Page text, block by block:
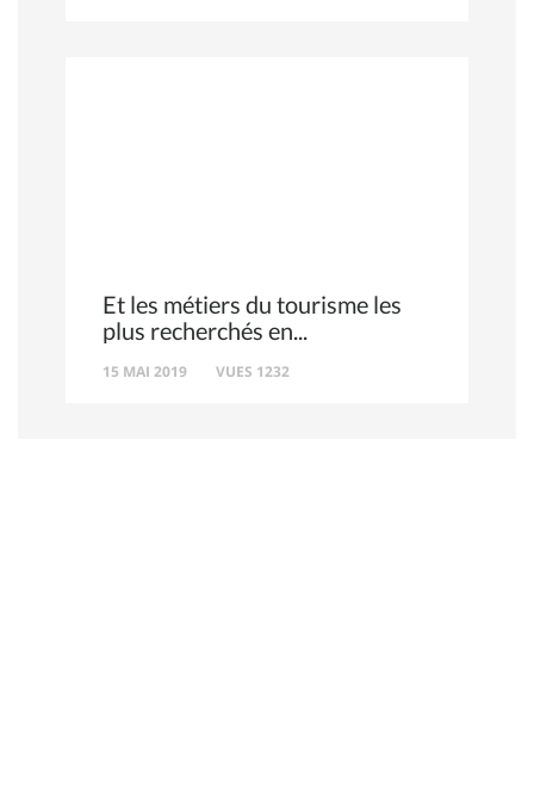
Et les métiers du tourisme les
plus recherchés en
15 MAI 2019 VUES 1232